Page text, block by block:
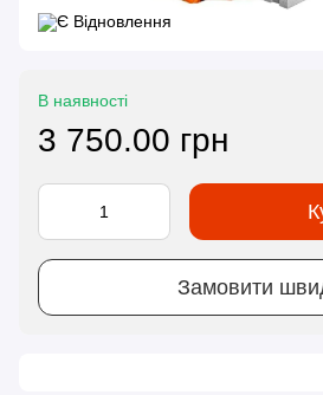
В наявності
3 750.00 грн
Замовити